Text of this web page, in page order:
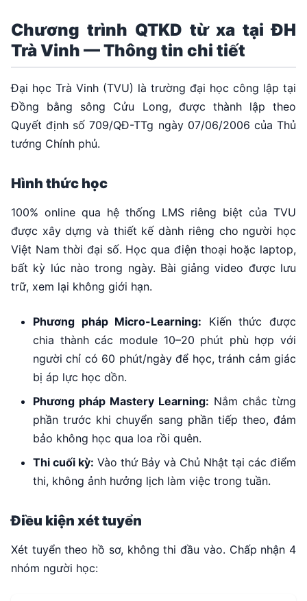
Chương trình QTKD từ xa tại ĐH
Trà Vinh — Thông tin chi tiết
Đại học Trà Vinh (TVU) là trường đại học công lập tại
Đồng bằng sông Cửu Long, được thành lập theo
Quyết định số 709/QĐ-TTg ngày 07/06/2006 của Thủ
tướng Chính phủ.
Hình thức học
100% online qua hệ thống LMS riêng biệt của TVU
được xây dựng và thiết kế dành riêng cho người học
Việt Nam thời đại số. Học qua điện thoại hoặc laptop,
bất kỳ lúc nào trong ngày. Bài giảng video được lưu
trữ, xem lại không giới hạn.
Phương pháp Micro-Learning: Kiến thức được
chia thành các module 10–20 phút phù hợp với
người chỉ có 60 phút/ngày để học, tránh cảm giác
bị áp lực học dồn.
Phương pháp Mastery Learning: Nắm chắc từng
phần trước khi chuyển sang phần tiếp theo, đảm
bảo không học qua loa rồi quên.
Thi cuối kỳ: Vào thứ Bảy và Chủ Nhật tại các điểm
thi, không ảnh hưởng lịch làm việc trong tuần.
Điều kiện xét tuyển
Xét tuyển theo hồ sơ, không thi đầu vào. Chấp nhận 4
nhóm người học: